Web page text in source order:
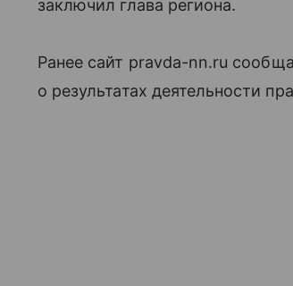
заключил глава региона.
Ранее сайт pravda-nn.ru
о результатах деятельности